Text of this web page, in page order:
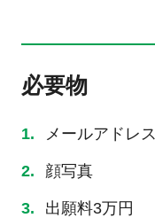
必要物
メールアドレス
顔写真
出願料3万円